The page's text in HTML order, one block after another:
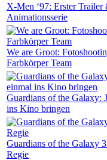
X-Men ‘97: Erster
Animationsserie
We are Groot:
Farbkörper Team
Guardians of the Galaxy:
ins Kino bringen
Guardians of the Galaxy
Regie